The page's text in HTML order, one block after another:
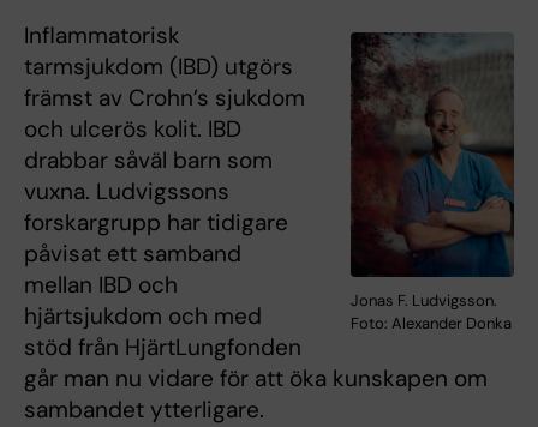
Jonas F. Ludvigsson.
Foto: Alexander Donka
Inflammatorisk
tarmsjukdom (IBD) utgörs
främst av Crohn’s sjukdom
och ulcerös kolit. IBD
drabbar såväl barn som
vuxna. Ludvigssons
forskargrupp har tidigare
påvisat ett samband
mellan IBD och
hjärtsjukdom och med
stöd från HjärtLungfonden
går man nu vidare för att öka kunskapen om
sambandet ytterligare.